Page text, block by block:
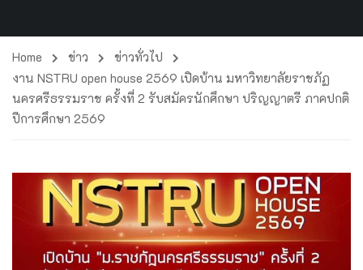
Home ข่าว
ข่าวทั่วไป
งาน NSTRU open house 2569 เปิดบ้าน มหาวิทยาลัยราชภัฏ
นครศรีธรรมราช ครั้งที่ 2 รับสมัครนักศึกษา ปริญญาตรี ภาคปกติ
ปีการศึกษา 2569